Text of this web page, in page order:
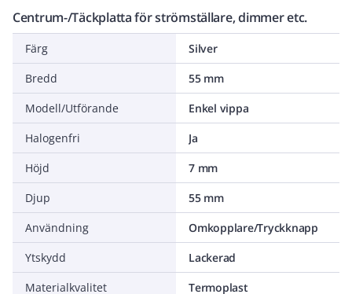
Centrum-/Täckplatta för strömställare, dimmer etc.
Färg
Silver
Bredd
55 mm
Modell/Utförande
Enkel vippa
Halogenfri
Ja
Höjd
7 mm
Djup
55 mm
Användning
Omkopplare/Tryckknapp
Ytskydd
Lackerad
Materialkvalitet
Termoplast